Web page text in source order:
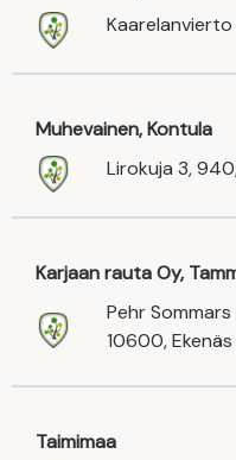
Muhevainen, Kontula
Lirokuja 3,
Karjaan rauta Oy,
Pehr
10600,
Taimimaa